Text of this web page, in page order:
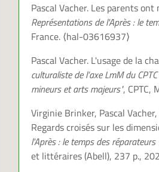
Pascal Vacher. Les parents
Représentations de l'Après : le
France. ⟨hal-03616937⟩
Pascal Vacher. L'usage de la
culturaliste de l’axe LmM du
mineurs et arts majeurs", CPTC,
Virginie Brinker, Pascal
Regards croisés sur les
l'Après : le temps des réparateurs
et littéraires (Abell), 237 p.,